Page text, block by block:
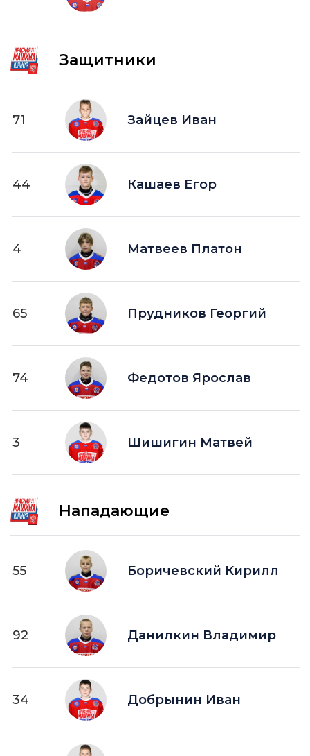
Защитники
71 Зайцев Иван
44 Кашаев Егор
4 Матвеев Платон
65 Прудников Георгий
74 Федотов Ярослав
3 Шишигин Матвей
Нападающие
55 Боричевский Кирилл
92 Данилкин Владимир
34 Добрынин Иван